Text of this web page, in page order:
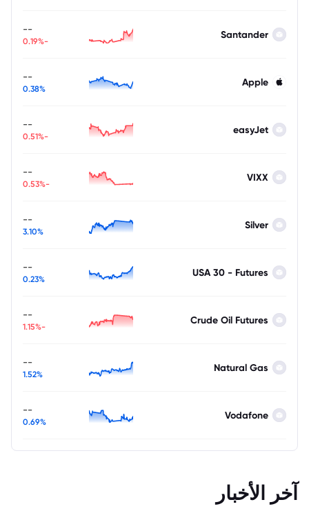
Santander
--
-0.19%
Apple
--
0.38%
easyJet
--
-0.51%
VIXX
--
-0.53%
Silver
--
3.10%
USA 30 - Futures
--
0.23%
Crude Oil Futures
--
-1.15%
Natural Gas
--
1.52%
Vodafone
--
0.69%
آخر الأخبار